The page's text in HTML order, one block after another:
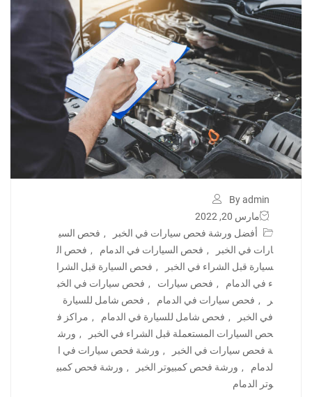
By admin
مارس 20, 2022
أفضل ورشة فحص سيارات في الخبر
, فحص السي
ارات في الخبر
, فحص السيارات في الدمام , فحص ال
سيارة قبل الشراء في الخبر
, فحص السيارة قبل الشرا
ء في الدمام
, فحص سيارات , فحص سيارات في الخب
ر
, فحص سيارات في الدمام , فحص شامل للسيارة
في الخبر
, فحص شامل للسيارة في الدمام , مراكز ف
حص السيارات المستعملة قبل الشراء في الخبر
, ورش
ة فحص سيارات في الخبر
, ورشة فحص سيارات في ا
لدمام
, ورشة فحص كمبيوتر الخبر , ورشة فحص كمبي
وتر الدمام